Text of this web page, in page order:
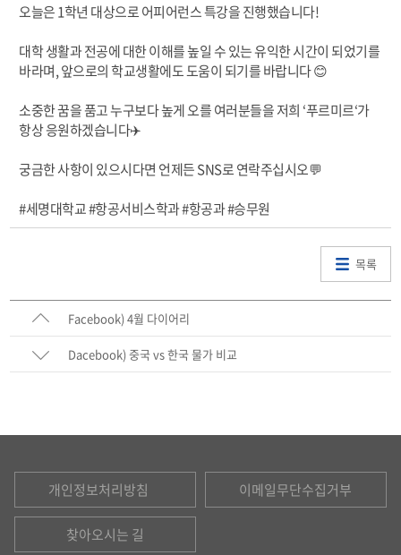
오늘은 1학년 대상으로 어피어런스 특강을 진행했습니다!
대학 생활과 전공에 대한 이해를 높일 수 있는 유익한 시간이 되었기를
바라며, 앞으로의 학교생활에도 도움이 되기를 바랍니다 😊
소중한 꿈을 품고 누구보다 높게 오를 여러분들을 저희 ‘푸르미르‘가
항상 응원하겠습니다✈️
궁금한 사항이 있으시다면 언제든 SNS로 연락주십시오💬
#세명대학교 #항공서비스학과 #항공과 #승무원
목록
Facebook) 4월 다이어리
Dacebook) 중국 vs 한국 물가 비교
개인정보처리방침 이메일무단수집거부
찾아오시는 길